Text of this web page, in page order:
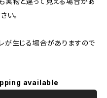
い。
が生じる場合がありますので
available